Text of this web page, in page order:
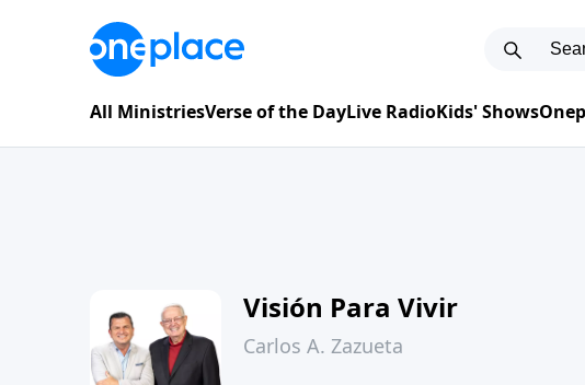
All MinistriesVerse of the DayLive RadioKids' Shows
Visión Para Vivir
Carlos A. Zazueta